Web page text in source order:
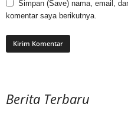
Simpan (Save) nama, email,
komentar saya berikutnya.
Berita Terbaru